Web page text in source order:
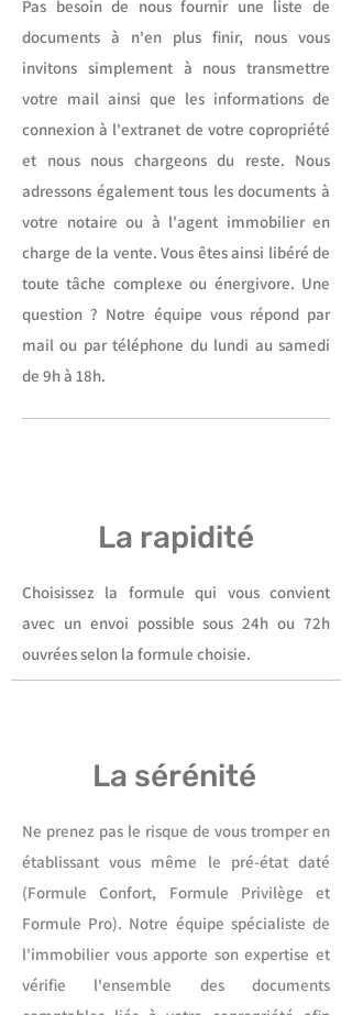
Pas besoin de nous fournir une liste de
documents à n'en plus finir, nous vous
invitons simplement à nous transmettre
votre mail ainsi que les informations de
connexion à l'extranet de votre copropriété
et nous nous chargeons du reste. Nous
adressons également tous les documents à
votre notaire ou à l'agent immobilier en
charge de la vente. Vous êtes ainsi libéré de
toute tâche complexe ou énergivore. Une
question ? Notre équipe vous répond par
mail ou par téléphone du lundi au samedi
de 9h à 18h.
La rapidité
Choisissez la formule qui vous convient
avec un envoi possible sous 24h ou 72h
ouvrées selon la formule choisie.
La sérénité
Ne prenez pas le risque de vous tromper en
établissant vous même le pré-état daté
(Formule Confort, Formule Privilège et
Formule Pro). Notre équipe spécialiste de
l'immobilier vous apporte son expertise et
vérifie l'ensemble des documents